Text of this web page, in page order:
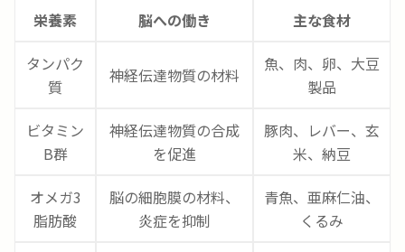
栄養素 脳への働き
主な食材
タンパク
質
神経伝達物質の材料
魚、肉、卵、大豆
製品
ビタミン
B群
神経伝達物質の合成
を促進
豚肉、レバー、玄
米、納豆
オメガ3
脂肪酸
脳の細胞膜の材料、
炎症を抑制
青魚、亜麻仁油、
くるみ